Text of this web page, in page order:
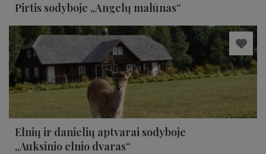
Pirtis sodyboje „Angelų malūnas“
Elnių ir danielių aptvarai sodyboje
„Auksinio elnio dvaras“